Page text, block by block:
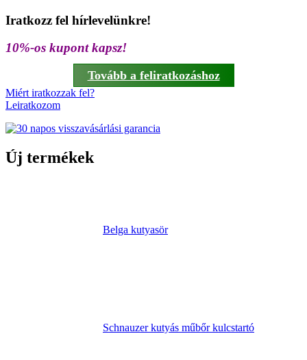
Iratkozz fel hírlevelünkre!
10%-os kupont kapsz!
Tovább a feliratkozáshoz
Miért iratkozzak fel?
Leiratkozom
Új termékek
Belga kutyasör
Schnauzer kutyás műbőr kulcstartó